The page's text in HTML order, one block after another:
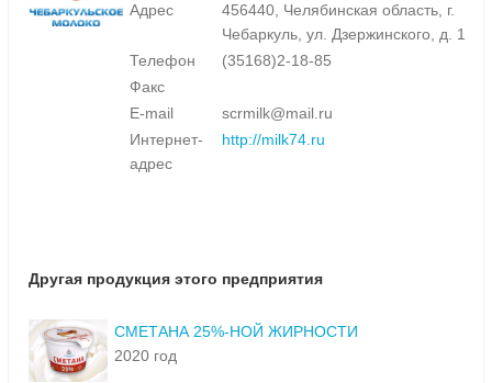
Адрес
456440, Челябинская область, г.
Чебаркуль, ул. Дзержинского, д. 1
Телефон
(35168)2-18-85
Факс
E-mail
scrmilk@mail.ru
Интернет-
адрес
http://milk74.ru
Другая продукция этого предприятия
СМЕТАНА 25%-НОЙ ЖИРНОСТИ
2020 год